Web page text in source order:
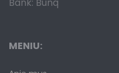
MENIU: